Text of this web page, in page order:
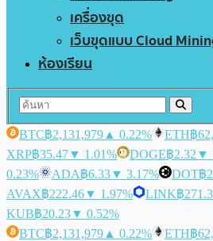
เครื่องขุด
เว็บขุดแบบ Cloud
ห้องเรียน
BTC฿2,131,979 ▲ 0.22% ETH฿
XRP฿35.47▼ 1.01% DOGE฿2.32 ▼
0.23%
ADA฿6.33▼ 3.17% DOT฿
AVAX฿222.46▼ 1.97% LINK฿
KUB฿20.23▼ 0.52%
BTC฿2,131,979 ▲ 0.22% ETH฿